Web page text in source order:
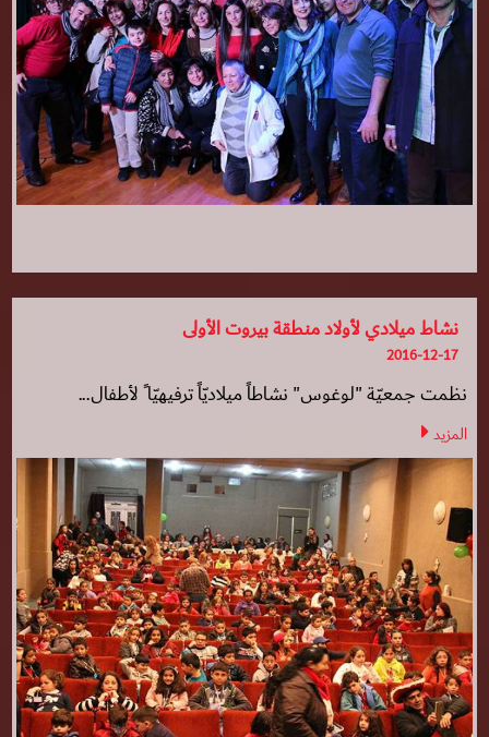
نشاط ميلادي لأولاد منطقة بيروت الأولى
2016-12-17
نظمت جمعيّة "لوغوس" نشاطاً ميلاديّاً ترفيهيّا ً لأطفال...
المزيد